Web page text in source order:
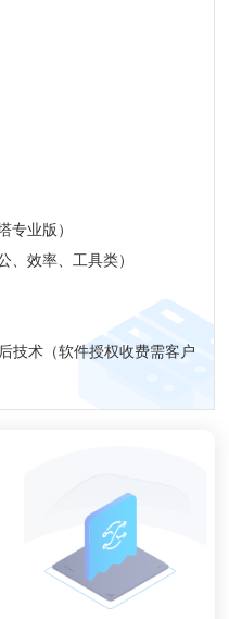
专业版）
、效率、工具类）
技术（软件授权收费需客户